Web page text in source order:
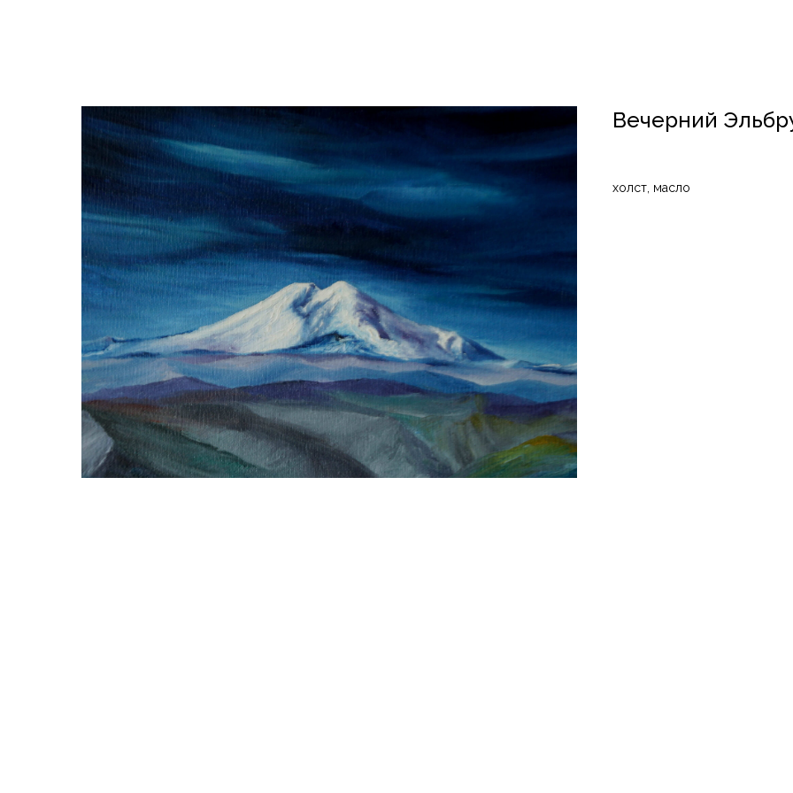
Вечерний
холст, масло